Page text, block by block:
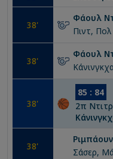
38'
Φάουλ
Πιντ, Πολ
38'
Φάουλ
38'
85 : 84
2π
38'
Σάσερ,